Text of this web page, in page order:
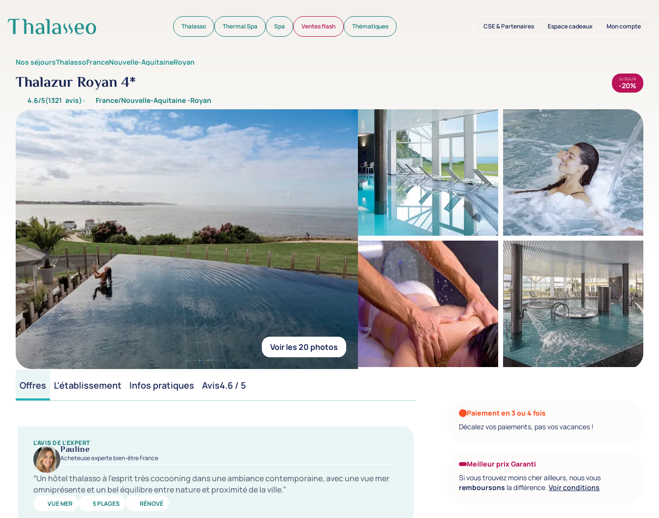
Aller au contenu principal Thalasso Thermal Spa Spa Ventes flash Thématiques CSE & Partenaires Espace cadeaux Mon compte
Nos séjours Thalasso France Nouvelle-Aquitaine Royan
Thalazur Royan 4* JUSQU'À
-20%
4.6/5(1321 avis) France/Nouvelle-Aquitaine -Royan
Voir les 20 photos
Offres L'établissement Infos pratiques Avis4.6 / 5
L'AVIS DE L'EXPERT
Pauline
Acheteuse experte bien-être France
“Un hôtel thalasso à l’esprit très cocooning dans une ambiance contemporaine, avec une vue mer
omniprésente et un bel équilibre entre nature et proximité de la ville.”
VUE MER 5 PLAGES RÉNOVÉ
Paiement en 3 ou 4 fois
Décalez vos paiements, pas vos vacances !
Meilleur prix Garanti
Si vous trouvez moins cher ailleurs, nous vous
remboursons la différence. Voir conditions